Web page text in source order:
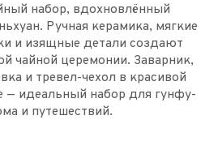
набор, вдохновлённый
Ручная керамика, мягкие
и изящные детали создают
чайной церемонии. Заварник,
и тревел-чехол в красивой
— идеальный набор для гунфу-
и путешествий.